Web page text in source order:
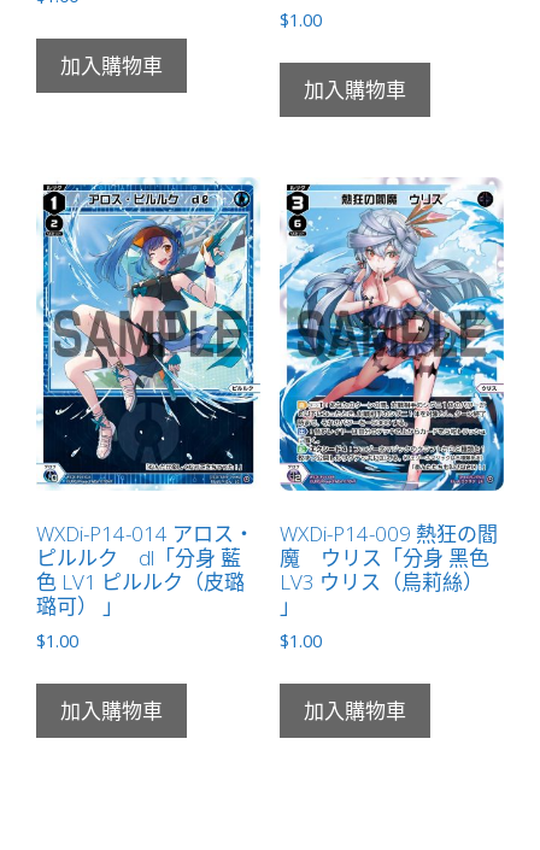
加入購物車
$1.00
加入購物車
WXDi-P14-014 アロス・
ピルルク dl「分身 藍
色 LV1 ピルルク（皮璐
璐可） 」
$1.00
加入購物車
WXDi-P14-009 熱狂の閻
魔 ウリス「分身 黑色
LV3 ウリス（烏莉絲）
」
$1.00
加入購物車